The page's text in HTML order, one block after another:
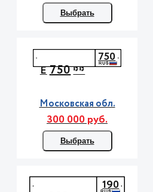
Выбрать
Е750**
750
Московская обл.
300 000 руб.
Выбрать
190